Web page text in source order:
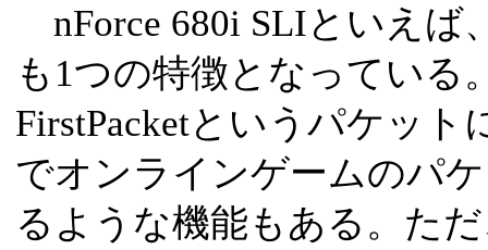
nForce 680i SLIといえば
も1つの特徴となっている
FirstPacketというパケッ
でオンラインゲームのパ
るような機能もある。た